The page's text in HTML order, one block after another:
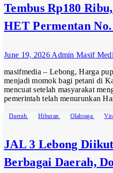
Tembus Rp180
HET Permentan No.
June 19, 2026 Admin Masif
masifmedia – Lebong, Harga
menjadi momok bagi petani di
mencuat setelah masyarakat
pemerintah telah menurunkan
Daerah Hiburan Olahraga
JAL 3 Lebong
Berbagai Daerah,